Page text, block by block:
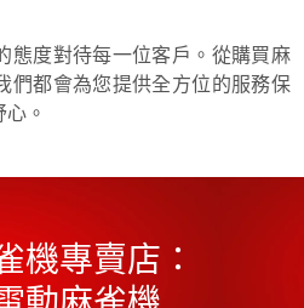
態度對待每一位客戶。從購買麻
們都會為您提供全方位的服務保
。
機專賣店：